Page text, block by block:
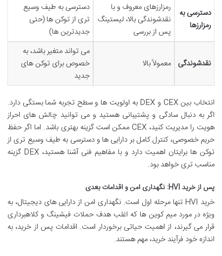
دسترسی به
رمزارزها
رمزارزهای معروف و با
نقدشوندگی بالا، لیستینگ
پس از بررسی
دسترسی به طیف وسیع
تری از توکن ها (حتی
جدیدترین ها)
نقدشوندگی معمولاً بالا
می تواند متغیر باشد، به
خصوص برای توکن های
جدید
انتخاب بین CEX و DEX به اولویت ها و سطح تجربه شما بستگی دارد.
اگر به دنبال سادگی و پشتیبانی هستید و می توانید چالش های احراز
هویت را مدیریت کنید، CEX ممکن است گزینه بهتری باشد. اما اگر حفظ
حریم خصوصی، کنترل کامل بر دارایی ها و دسترسی به طیف وسیع تری از
توکن ها برایتان اهمیت دارد و با مفاهیم فنی آشنا هستید، DEX گزینه
مناسب تری خواهد بود.
پس از خرید HVI: نگهداری امن و اقدامات بعدی
خرید HVI تنها مرحله اول است. نگهداری امن از دارایی های دیجیتال، به
ویژه در مورد میم کوین ها که اغلب هدف حملات فیشینگ و کلاهبرداری
قرار می گیرند، از اهمیت حیاتی برخوردار است. اقدامات پس از خرید، به
اندازه خود فرآیند خرید، مهم هستند.